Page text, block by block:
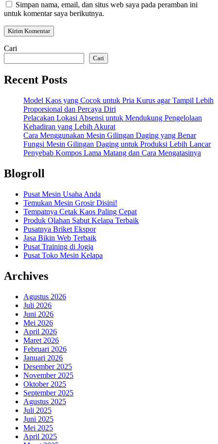
Simpan nama, email, dan situs web saya pada peramban ini
untuk komentar saya berikutnya.
Cari
Cari
Recent Posts
Model Kaos yang Cocok untuk Pria Kurus agar Tampil Lebih
Proporsional dan Percaya Diri
Pelacakan Lokasi Absensi untuk Mendukung Pengelolaan
Kehadiran yang Lebih Akurat
Cara Menggunakan Mesin Gilingan Daging yang Benar
Fungsi Mesin Gilingan Daging untuk Produksi Lebih Lancar
Penyebab Kompos Lama Matang dan Cara Mengatasinya
Blogroll
Pusat Mesin Usaha Anda
Temukan Mesin Grosir Disini!
Tempatnya Cetak Kaos Paling Cepat
Produk Olahan Sabut Kelapa Terbaik
Pusatnya Briket Ekspor
Jasa Bikin Web Terbaik
Pusat Training di Jogja
Pusat Toko Mesin Kelapa
Archives
Agustus 2026
Juli 2026
Juni 2026
Mei 2026
April 2026
Maret 2026
Februari 2026
Januari 2026
Desember 2025
November 2025
Oktober 2025
September 2025
Agustus 2025
Juli 2025
Juni 2025
Mei 2025
April 2025